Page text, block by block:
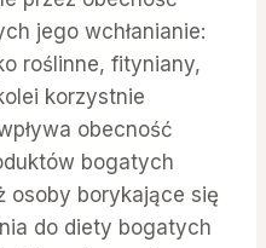
jego wchłanianie:
roślinne, fityniany,
korzystnie
obecność
bogatych
osoby borykające się
do diety bogatych